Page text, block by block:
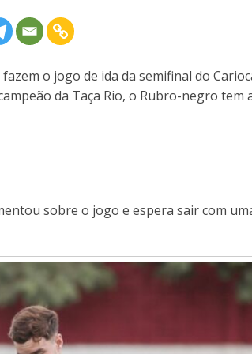
o jogo de ida da semifinal do
da Taça Rio, o Rubro-negro
sobre o jogo e espera sair com